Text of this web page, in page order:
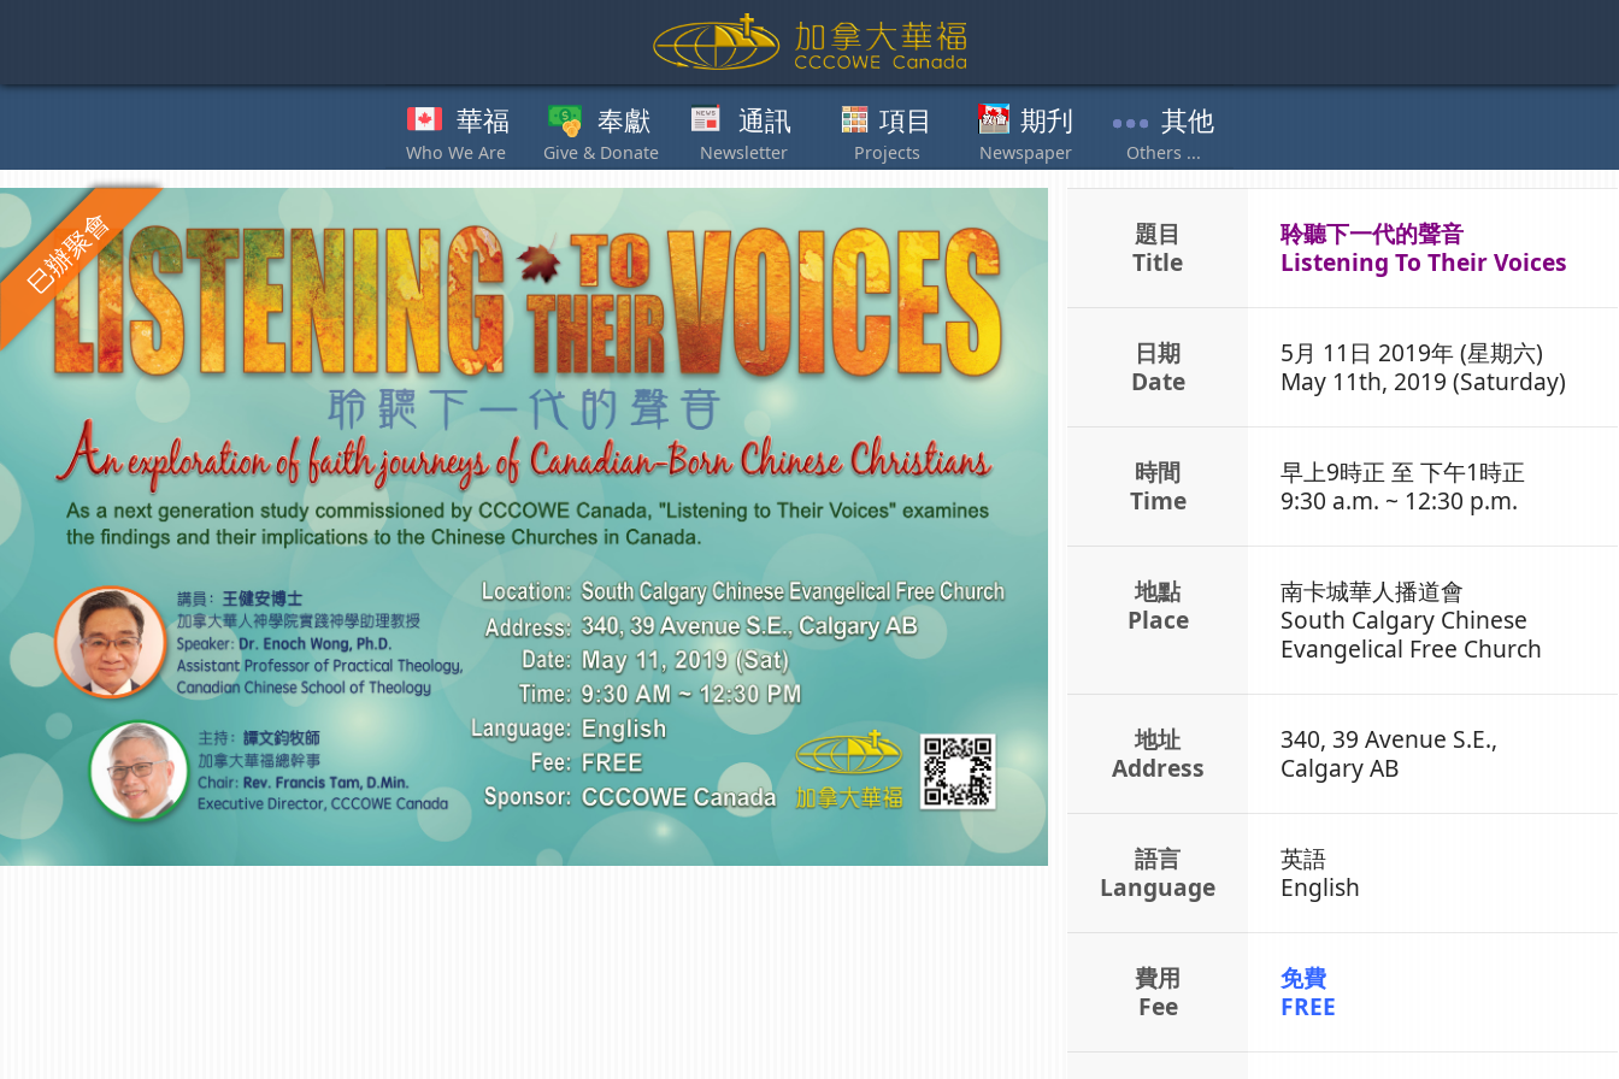
content
華福 奉獻 通訊 項目 期刋 其他
題目
Title
聆聽下一代的聲音
Listening To Their Voices
日期
Date
5月 11日 2019年 (星期六)
May 11th, 2019 (Saturday)
時間
Time
早上9時正 至 下午1時正
9:30 a.m. ~ 12:30 p.m.
地點
Place
南卡城華人播道會
South Calgary Chinese
Evangelical Free Church
地址
Address
340, 39 Avenue S.E.,
Calgary AB
語言
Language
英語
English
費用
Fee
免費
FREE